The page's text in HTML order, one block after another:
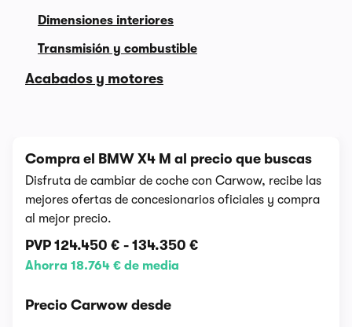
Dimensiones interiores
Transmisión y combustible
Acabados y motores
Compra el BMW X4 M al precio que buscas
Disfruta de cambiar de coche con Carwow, recibe las
mejores ofertas de concesionarios oficiales y compra
al mejor precio.
PVP 124.450 € - 134.350 €
Ahorra 18.764 € de media
Precio Carwow desde